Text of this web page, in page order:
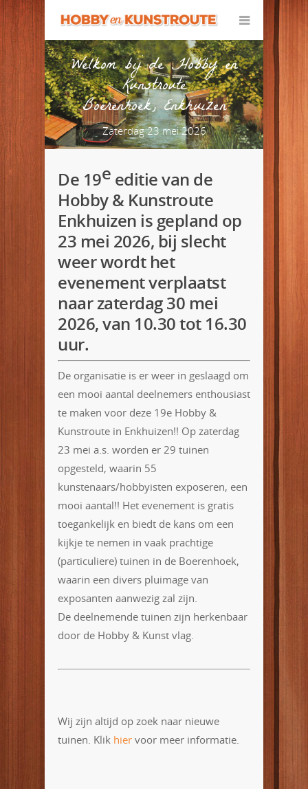
Welkom bij de Hobby en
Kunstroute
Boerenhoek, Enkhuizen
Zaterdag 23 mei 2026
De 19e editie van de
Hobby & Kunstroute
Enkhuizen is gepland op
23 mei 2026, bij slecht
weer wordt het
evenement verplaatst
naar zaterdag 30 mei
2026, van 10.30 tot 16.30
uur.
De organisatie is er weer in geslaagd om
een mooi aantal deelnemers enthousiast
te maken voor deze 19e Hobby &
Kunstroute in Enkhuizen!! Op zaterdag
23 mei a.s. worden er 29 tuinen
opgesteld, waarin 55
kunstenaars/hobbyisten exposeren, een
mooi aantal!! Het evenement is gratis
toegankelijk en biedt de kans om een
kijkje te nemen in vaak prachtige
(particuliere) tuinen in de Boerenhoek,
waarin een divers pluimage van
exposanten aanwezig zal zijn.
De deelnemende tuinen zijn herkenbaar
door de Hobby & Kunst vlag.
Wij zijn altijd op zoek naar nieuwe
tuinen. Klik hier voor meer informatie.